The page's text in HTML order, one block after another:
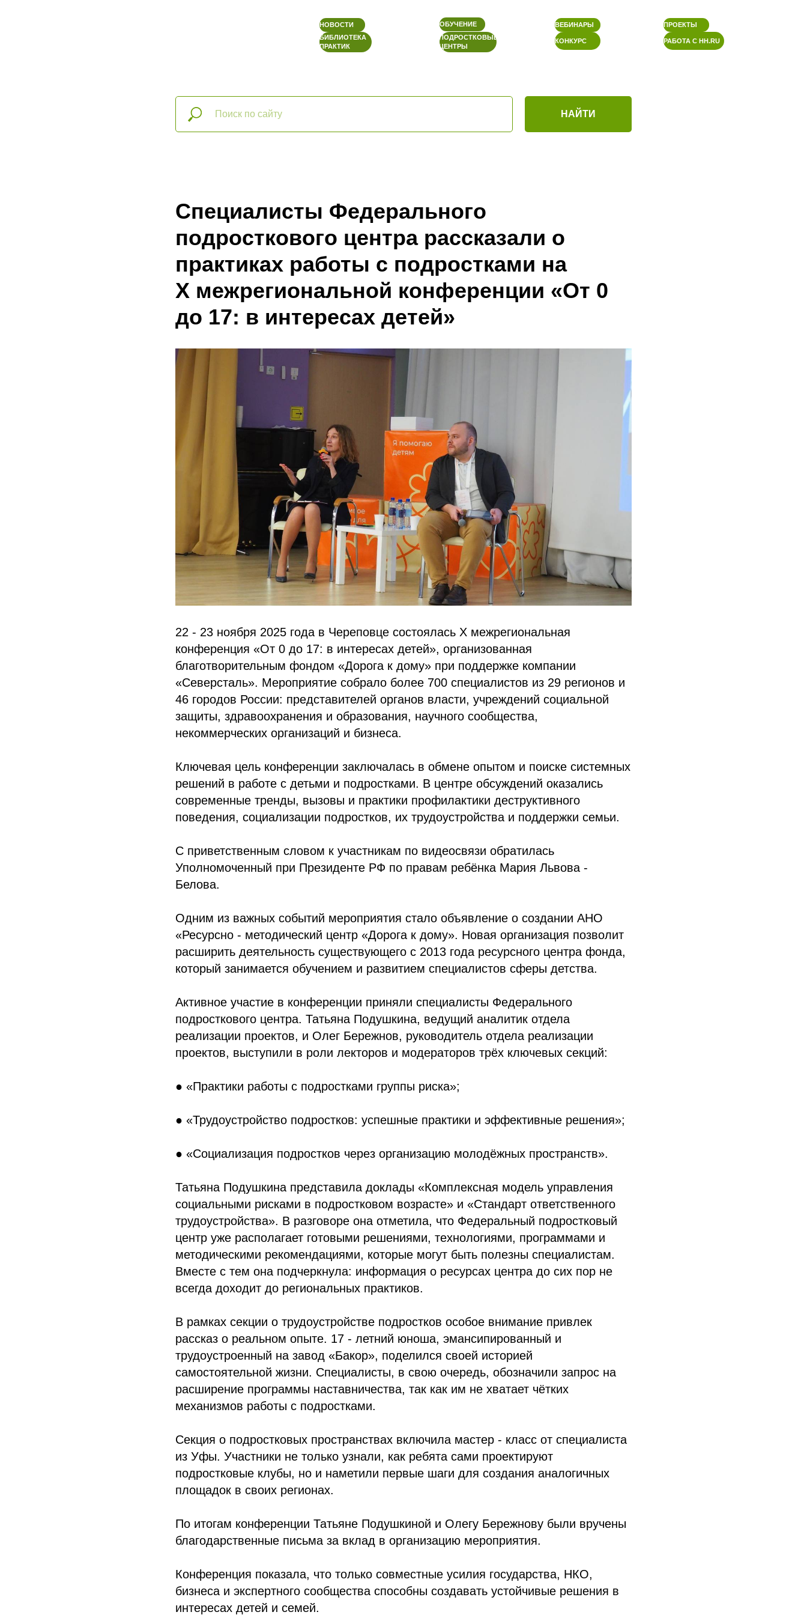
НОВОСТИ
БИБЛИОТЕКА
ПРАКТИК
ОБУЧЕНИЕ
ПОДРОСТКОВЫЕ
ЦЕНТРЫ
ПРОЕКТЫ
КОНКУРС
ВЕБИНАРЫ
РАБОТА С HH.RU
НАЙТИ
Специалисты Федерального
подросткового центра рассказали о
практиках работы с подростками на
X межрегиональной конференции «От 0
до 17: в интересах детей»
22 - 23 ноября 2025 года в Череповце состоялась X межрегиональная
конференция «От 0 до 17: в интересах детей», организованная
благотворительным фондом «Дорога к дому» при поддержке компании
«Северсталь». Мероприятие собрало более 700 специалистов из 29 регионов и
46 городов России: представителей органов власти, учреждений социальной
защиты, здравоохранения и образования, научного сообщества,
некоммерческих организаций и бизнеса.
Ключевая цель конференции заключалась в обмене опытом и поиске системных
решений в работе с детьми и подростками. В центре обсуждений оказались
современные тренды, вызовы и практики профилактики деструктивного
поведения, социализации подростков, их трудоустройства и поддержки семьи.
С приветственным словом к участникам по видеосвязи обратилась
Уполномоченный при Президенте РФ по правам ребёнка Мария Львова -
Белова.
Одним из важных событий мероприятия стало объявление о создании АНО
«Ресурсно - методический центр «Дорога к дому». Новая организация позволит
расширить деятельность существующего с 2013 года ресурсного центра фонда,
который занимается обучением и развитием специалистов сферы детства.
Активное участие в конференции приняли специалисты Федерального
подросткового центра. Татьяна Подушкина, ведущий аналитик отдела
реализации проектов, и Олег Бережнов, руководитель отдела реализации
проектов, выступили в роли лекторов и модераторов трёх ключевых секций:
● «Практики работы с подростками группы риска»;
● «Трудоустройство подростков: успешные практики и эффективные решения»;
● «Социализация подростков через организацию молодёжных пространств».
Татьяна Подушкина представила доклады «Комплексная модель управления
социальными рисками в подростковом возрасте» и «Стандарт ответственного
трудоустройства». В разговоре она отметила, что Федеральный подростковый
центр уже располагает готовыми решениями, технологиями, программами и
методическими рекомендациями, которые могут быть полезны специалистам.
Вместе с тем она подчеркнула: информация о ресурсах центра до сих пор не
всегда доходит до региональных практиков.
В рамках секции о трудоустройстве подростков особое внимание привлек
рассказ о реальном опыте. 17 - летний юноша, эмансипированный и
трудоустроенный на завод «Бакор», поделился своей историей
самостоятельной жизни. Специалисты, в свою очередь, обозначили запрос на
расширение программы наставничества, так как им не хватает чётких
механизмов работы с подростками.
Секция о подростковых пространствах включила мастер - класс от специалиста
из Уфы. Участники не только узнали, как ребята сами проектируют
подростковые клубы, но и наметили первые шаги для создания аналогичных
площадок в своих регионах.
По итогам конференции Татьяне Подушкиной и Олегу Бережнову были вручены
благодарственные письма за вклад в организацию мероприятия.
Конференция показала, что только совместные усилия государства, НКО,
бизнеса и экспертного сообщества способны создавать устойчивые решения в
интересах детей и семей.